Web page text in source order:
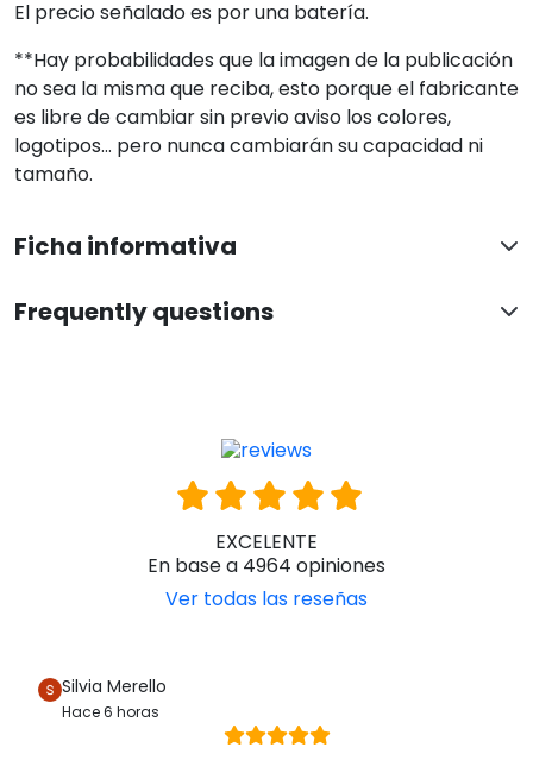
El precio señalado es por una batería.
**Hay probabilidades que la imagen de la publicación
no sea la misma que reciba, esto porque el fabricante
es libre de cambiar sin previo aviso los colores,
logotipos... pero nunca cambiarán su capacidad ni
tamaño.
Ficha informativa
Frequently questions
EXCELENTE
En base a 4964 opiniones
Ver todas las reseñas
Silvia Merello
Hace 6 horas